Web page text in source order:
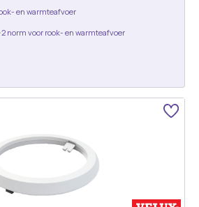
en warmteafvoer
2 norm voor rook- en warmteafvoer